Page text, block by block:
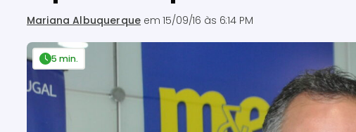
Mariana Albuquerque em15/09/16 às 6:14 PM
5 min.